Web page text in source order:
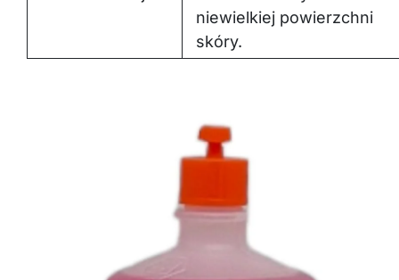
niewielkiej powierzchni
skóry.